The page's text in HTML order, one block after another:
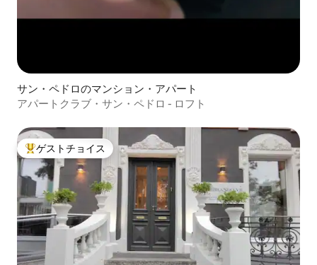
サン・ペドロのマンション・アパート
アパートクラブ・サン・ペドロ - ロフト
大好評のゲストチョイスです。
ゲストチョイス